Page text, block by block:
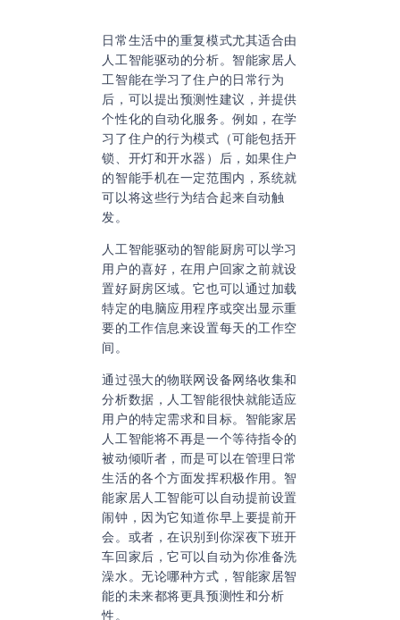
日常生活中的重复模式尤其适合由
人工智能驱动的分析。智能家居人
工智能在学习了住户的日常行为
后，可以提出预测性建议，并提供
个性化的自动化服务。例如，在学
习了住户的行为模式（可能包括开
锁、开灯和开水器）后，如果住户
的智能手机在一定范围内，系统就
可以将这些行为结合起来自动触
发。
人工智能驱动的智能厨房可以学习
用户的喜好，在用户回家之前就设
置好厨房区域。它也可以通过加载
特定的电脑应用程序或突出显示重
要的工作信息来设置每天的工作空
间。
通过强大的物联网设备网络收集和
分析数据，人工智能很快就能适应
用户的特定需求和目标。智能家居
人工智能将不再是一个等待指令的
被动倾听者，而是可以在管理日常
生活的各个方面发挥积极作用。智
能家居人工智能可以自动提前设置
闹钟，因为它知道你早上要提前开
会。或者，在识别到你深夜下班开
车回家后，它可以自动为你准备洗
澡水。无论哪种方式，智能家居智
能的未来都将更具预测性和分析
性。